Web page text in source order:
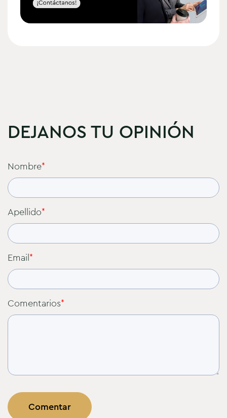
DEJANOS TU OPINIÓN
Nombre*
Apellido*
Email*
Comentarios*